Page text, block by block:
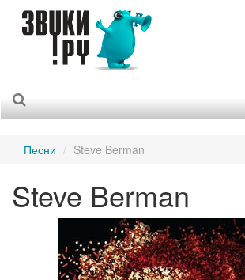
Песни Steve Berman
Steve Berman